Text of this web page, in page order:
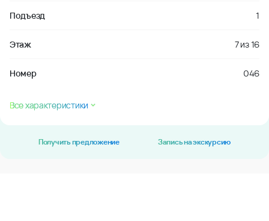
Подъезд 1
Этаж 7из16
Номер 046
Все характеристики
Получить предложение Запись на экскурсию